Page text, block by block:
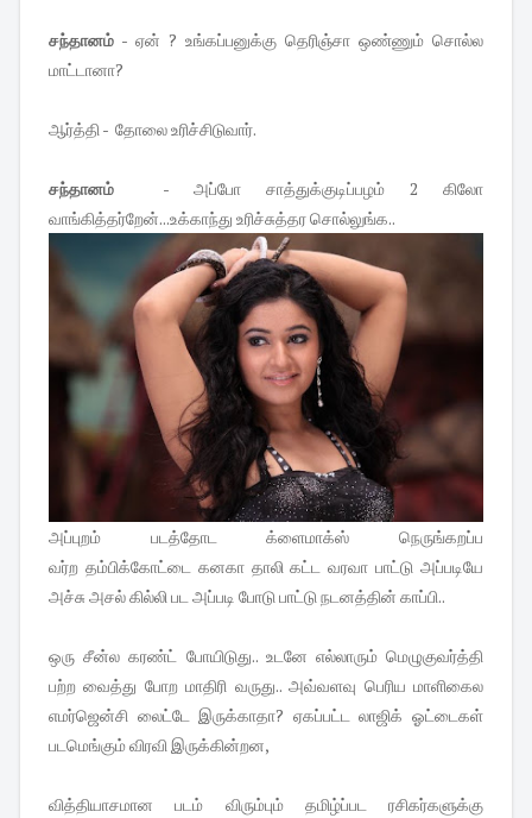
சந்தானம் - ஏன் ? உங்கப்பனுக்கு தெரிஞ்சா ஒண்ணும் சொல்ல
மாட்டானா?
ஆர்த்தி - தோலை உரிச்சிடுவார்.
சந்தானம் - அப்போ சாத்துக்குடிப்பழம் 2 கிலோ
வாங்கித்தர்றேன்...உக்காந்து உரிச்சுத்தர சொல்லுங்க..
அப்புறம் படத்தோட க்ளைமாக்ஸ் நெருங்கறப்ப
வர்ற தம்பிக்கோட்டை கனகா தாலி கட்ட வரவா பாட்டு அப்படியே
அச்சு அசல் கில்லி பட அப்படி போடு பாட்டு நடனத்தின் காப்பி..
ஒரு சீன்ல கரண்ட் போயிடுது.. உடனே எல்லாரும் மெழுகுவர்த்தி
பற்ற வைத்து போற மாதிரி வருது.. அவ்வளவு பெரிய மாளிகைல
எமர்ஜென்சி லைட்டே இருக்காதா? ஏகப்பட்ட லாஜிக் ஓட்டைகள்
படமெங்கும் விரவி இருக்கின்றன,
வித்தியாசமான படம் விரும்பும் தமிழ்ப்பட ரசிகர்களுக்கு